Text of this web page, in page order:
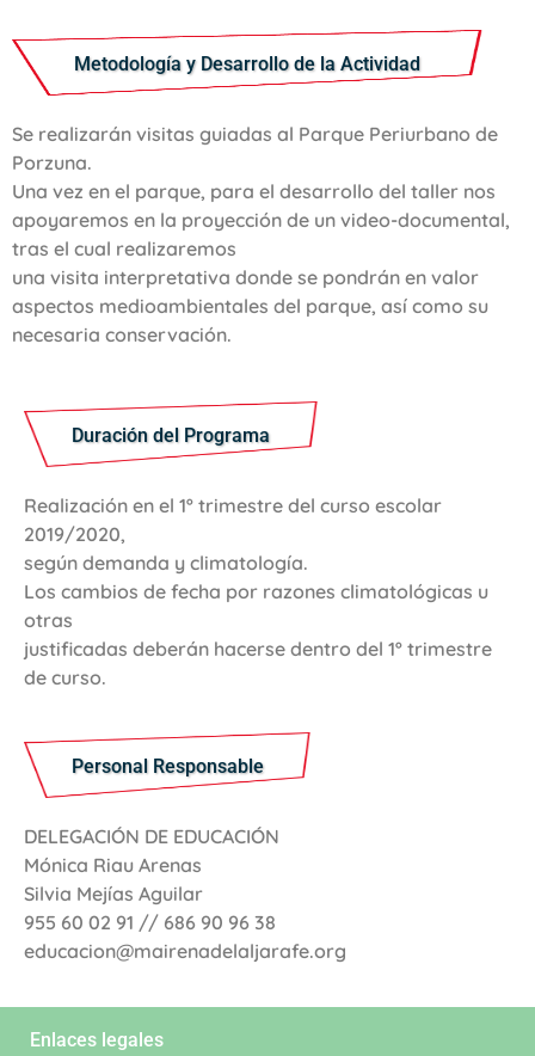
Metodología y Desarrollo de la Actividad
Se realizarán visitas guiadas al Parque Periurbano de
Porzuna.
Una vez en el parque, para el desarrollo del taller nos
apoyaremos en la proyección de un video-documental,
tras el cual realizaremos
una visita interpretativa donde se pondrán en valor
aspectos medioambientales del parque, así como su
necesaria conservación.
Duración del Programa
Realización en el 1º trimestre del curso escolar
2019/2020,
según demanda y climatología.
Los cambios de fecha por razones climatológicas u
otras
justificadas deberán hacerse dentro del 1º trimestre
de curso.
Personal Responsable
DELEGACIÓN DE EDUCACIÓN
Mónica Riau Arenas
Silvia Mejías Aguilar
955 60 02 91 // 686 90 96 38
educacion@mairenadelaljarafe.org
Enlaces legales